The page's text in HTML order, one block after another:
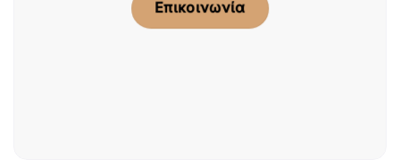
Επικοινωνία